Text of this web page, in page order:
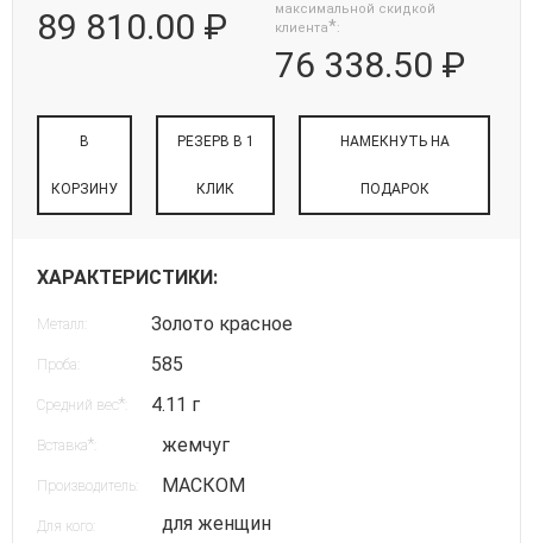
89 810.00 ₽
максимальной скидкой
клиента*:
76 338.50 ₽
В
КОРЗИНУ
РЕЗЕРВ В 1
КЛИК
НАМЕКНУТЬ НА
ПОДАРОК
ХАРАКТЕРИСТИКИ:
Металл: Золото красное
Проба: 585
Средний вес* 4.11 г
Вставка* жемчуг
Производитель: МАСКОМ
Для кого: для женщин